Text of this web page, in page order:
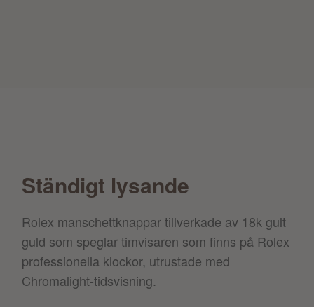
Ständigt lysande
Rolex manschettknappar tillverkade av 18k gult
guld som speglar timvisaren som finns på Rolex
professionella klockor, utrustade med
Chromalight-tidsvisning.